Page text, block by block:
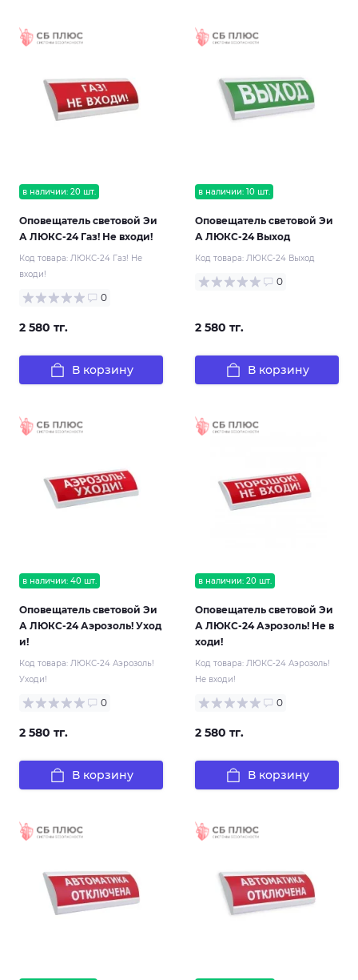
в наличии: 20 шт.
Оповещатель световой Эи
А ЛЮКС-24 Газ! Не входи!
Код товара: ЛЮКС-24 Газ! Не
входи!
0
2 580 тг.
В корзину
в наличии: 10 шт.
Оповещатель световой Эи
А ЛЮКС-24 Выход
Код товара: ЛЮКС-24 Выход
0
2 580 тг.
В корзину
в наличии: 40 шт.
Оповещатель световой Эи
А ЛЮКС-24 Аэрозоль! Уход
и!
Код товара: ЛЮКС-24 Аэрозоль!
Уходи!
0
2 580 тг.
В корзину
в наличии: 20 шт.
Оповещатель световой Эи
А ЛЮКС-24 Аэрозоль! Не в
ходи!
Код товара: ЛЮКС-24 Аэрозоль!
Не входи!
0
2 580 тг.
В корзину